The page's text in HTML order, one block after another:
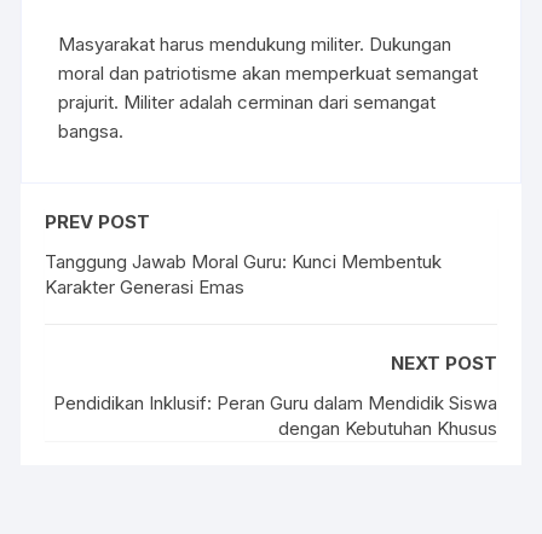
Masyarakat harus mendukung militer. Dukungan
moral dan patriotisme akan memperkuat semangat
prajurit. Militer adalah cerminan dari semangat
bangsa.
PREV POST
Tanggung Jawab Moral Guru: Kunci Membentuk
Karakter Generasi Emas
NEXT POST
Pendidikan Inklusif: Peran Guru dalam Mendidik Siswa
dengan Kebutuhan Khusus